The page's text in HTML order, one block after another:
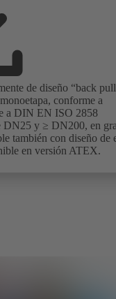
de diseño “back
conforme a
a DIN EN ISO 2858
DN25 y ≥ DN200, en
también con diseño de
en versión ATEX.